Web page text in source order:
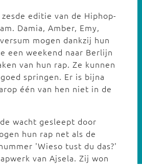
editie van de Hiphop-
Damia, Amber, Emy,
mogen dankzij hun
een weekend naar Berlijn
van hun rap. Ze kunnen
springen. Er is bijna
één van hen niet in de
wacht gesleept door
hun rap net als de
'Wieso tust du das?'
van Ajsela. Zij won